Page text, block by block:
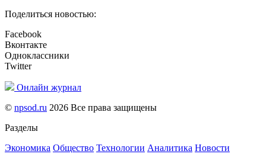
Поделиться новостью:
Facebook
Вконтакте
Одноклассники
Twitter
Онлайн журнал
© npsod.ru 2026 Все права защищены
Разделы
Экономика Общество Технологии Аналитика Новости